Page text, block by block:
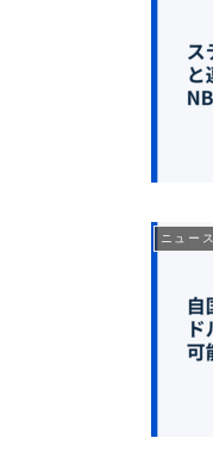
ニュース